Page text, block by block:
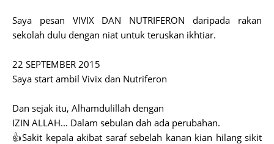
Saya pesan VIVIX DAN NUTRIFERON daripada rakan
sekolah dulu dengan niat untuk teruskan ikhtiar.
22 SEPTEMBER 2015
Saya start ambil Vivix dan Nutriferon
Dan sejak itu, Alhamdulillah dengan
IZIN ALLAH... Dalam sebulan dah ada perubahan.
👍Sakit kepala akibat saraf sebelah kanan kian hilang sikit